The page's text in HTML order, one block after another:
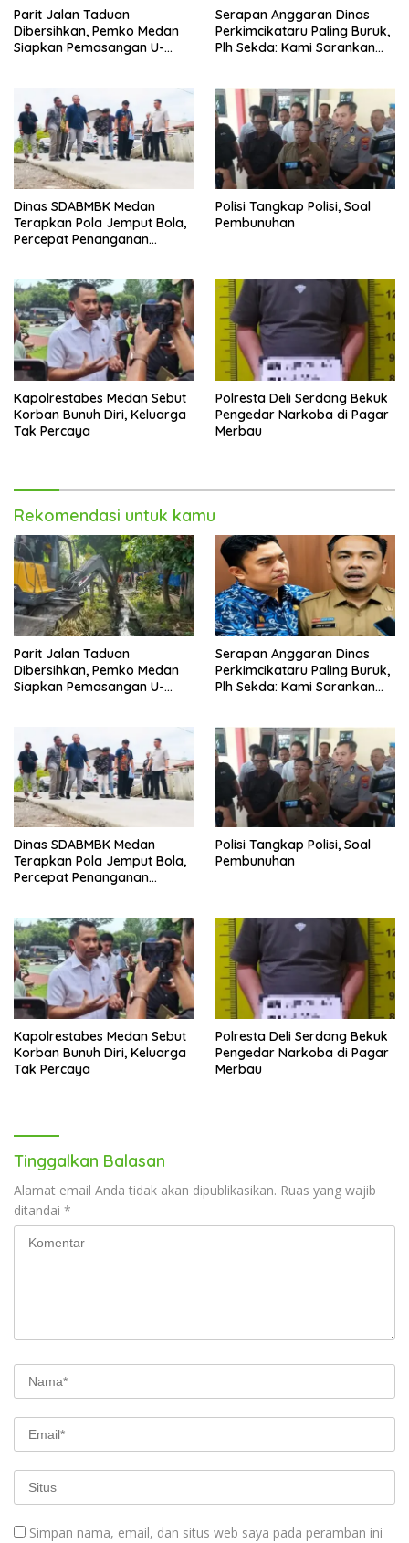
Parit Jalan Taduan
Dibersihkan, Pemko Medan
Siapkan Pemasangan U-
Serapan Anggaran Dinas
Perkimcikataru Paling Buruk,
Plh Sekda: Kami Sarankan
Dinas SDABMBK Medan
Terapkan Pola Jemput Bola,
Percepat Penanganan
Polisi Tangkap Polisi, Soal
Pembunuhan
Kapolrestabes Medan Sebut
Korban Bunuh Diri, Keluarga
Tak Percaya
Polresta Deli Serdang Bekuk
Pengedar Narkoba di Pagar
Merbau
Rekomendasi untuk kamu
Parit Jalan Taduan
Dibersihkan, Pemko Medan
Siapkan Pemasangan U-
Serapan Anggaran Dinas
Perkimcikataru Paling Buruk,
Plh Sekda: Kami Sarankan
Dinas SDABMBK Medan
Terapkan Pola Jemput Bola,
Percepat Penanganan
Polisi Tangkap Polisi, Soal
Pembunuhan
Kapolrestabes Medan Sebut
Korban Bunuh Diri, Keluarga
Tak Percaya
Polresta Deli Serdang Bekuk
Pengedar Narkoba di Pagar
Merbau
Tinggalkan Balasan
Alamat email Anda tidak akan dipublikasikan. Ruas yang wajib
ditandai *
Simpan nama, email, dan situs web saya pada peramban ini